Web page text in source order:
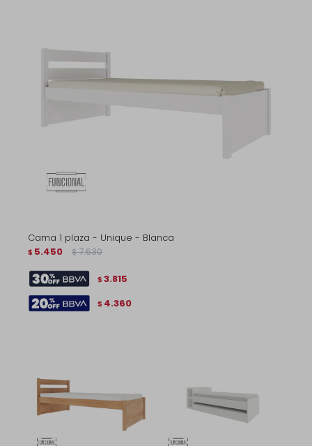
Cama 1 plaza - Unique - Blanca
$ 5.450 $ 7.630
$ 3.815
$ 4.360